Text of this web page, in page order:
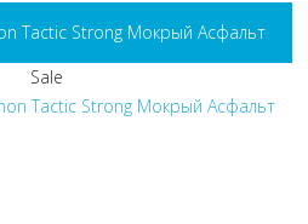
Tactic Strong Мокрый Асфальт